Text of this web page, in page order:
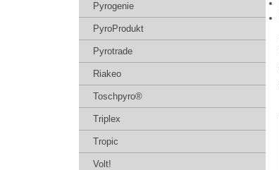
Pyrogenie
PyroProdukt
Pyrotrade
Riakeo
Toschpyro®
Triplex
Tropic
Volt!